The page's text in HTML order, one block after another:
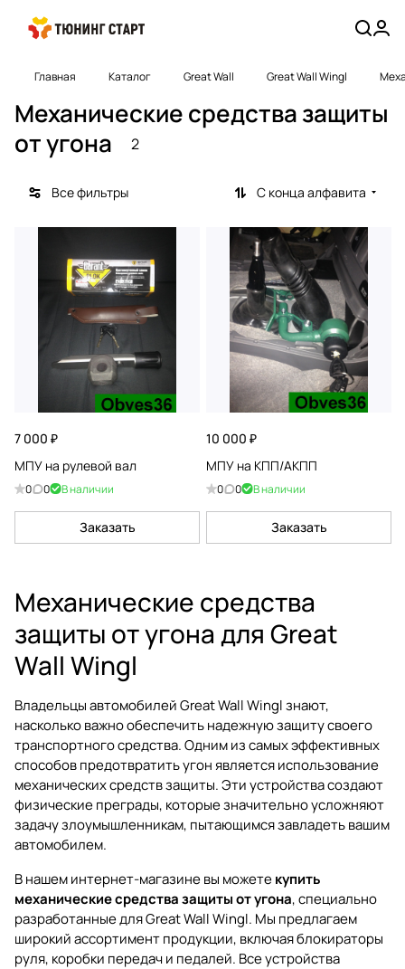
Главная Каталог Great Wall Great Wall Wingl
Механические средства защиты
от угона
2
Все фильтры С конца алфавита
7 000 ₽
МПУ на рулевой вал
0 0 В наличии
Заказать
10 000 ₽
МПУ на КПП/АКПП
0 0 В наличии
Заказать
Механические средства
защиты от угона для Great
Wall Wingl
Владельцы автомобилей Great Wall Wingl знают,
насколько важно обеспечить надежную защиту своего
транспортного средства. Одним из самых эффективных
способов предотвратить угон является использование
механических средств защиты. Эти устройства создают
физические преграды, которые значительно усложняют
задачу злоумышленникам, пытающимся завладеть вашим
автомобилем.
В нашем интернет-магазине вы можетекупить
механические средства защиты от угона, специально
разработанные для Great Wall Wingl. Мы предлагаем
широкий ассортимент продукции, включая блокираторы
руля, коробки передач и педалей. Все устройства